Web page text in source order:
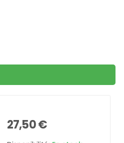
27,50 €